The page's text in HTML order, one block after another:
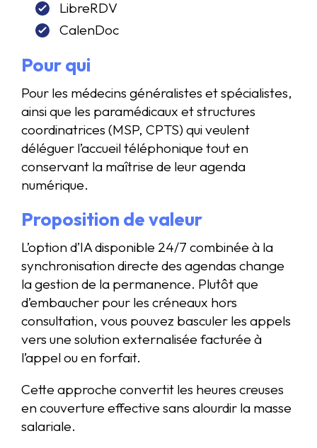
LibreRDV
CalenDoc
Pour qui
Pour les médecins généralistes et spécialistes,
ainsi que les paramédicaux et structures
coordinatrices (MSP, CPTS) qui veulent
déléguer l’accueil téléphonique tout en
conservant la maîtrise de leur agenda
numérique.
Proposition de valeur
L’option d’IA disponible 24/7 combinée à la
synchronisation directe des agendas change
la gestion de la permanence. Plutôt que
d’embaucher pour les créneaux hors
consultation, vous pouvez basculer les appels
vers une solution externalisée facturée à
l’appel ou en forfait.
Cette approche convertit les heures creuses
en couverture effective sans alourdir la masse
salariale.